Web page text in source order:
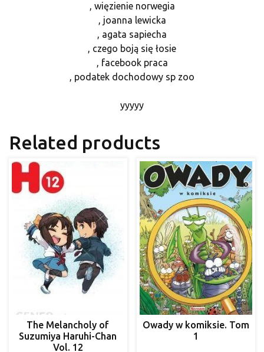
, więzienie norwegia
, joanna lewicka
, agata sapiecha
, czego boją się łosie
, facebook praca
, podatek dochodowy sp zoo
yyyyy
Related products
The Melancholy of
Suzumiya Haruhi-Chan
Vol. 12
Owady w komiksie. Tom
1